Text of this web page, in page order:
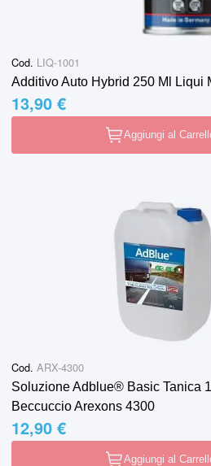
Cod. LIQ-1001
Additivo Auto Hybrid 250 Ml Liqui
13,90 €
Aggiungi al
Cod. ARX-4300
Soluzione Adblue® Basic Tanica
Beccuccio Arexons 4300
12,90 €
Aggiungi al